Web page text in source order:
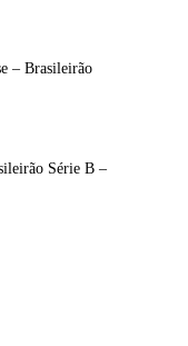
– Brasileirão
Série B –